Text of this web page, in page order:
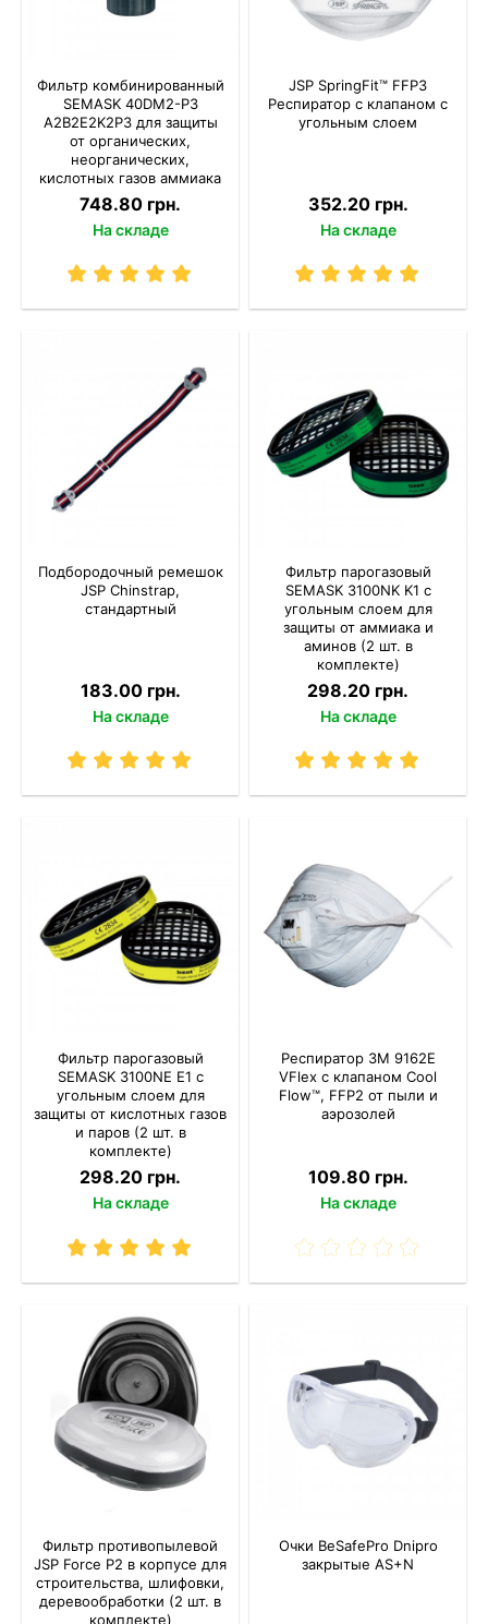
Фильтр комбинированный
SEMASK 40DM2-P3
A2B2E2K2P3 для защиты
от органических,
неорганических,
кислотных газов аммиака
и пыли (1 шт.)
748.80 грн.
На складе
JSP SpringFit™ FFP3
Респиратор с клапаном с
угольным слоем
352.20 грн.
На складе
Подбородочный ремешок
JSP Chinstrap,
стандартный
183.00 грн.
На складе
Фильтр парогазовый
SEMASK 3100NK K1 с
угольным слоем для
защиты от аммиака и
аминов (2 шт. в
комплекте)
298.20 грн.
На складе
Фильтр парогазовый
SEMASK 3100NE E1 с
угольным слоем для
защиты от кислотных газов
и паров (2 шт. в
комплекте)
298.20 грн.
На складе
Респиратор 3M 9162E
VFlex с клапаном Cool
Flow™, FFP2 от пыли и
аэрозолей
109.80 грн.
На складе
Фильтр противопылевой
JSP Force P2 в корпусе для
строительства, шлифовки,
деревообработки (2 шт. в
комплекте)
Очки BeSafePro Dnipro
закрытые AS+N